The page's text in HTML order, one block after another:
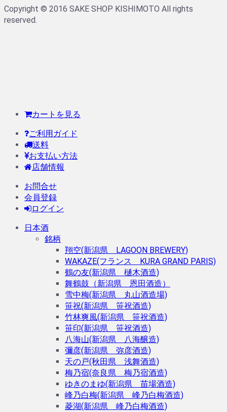
Copyright © 2016 SAKE SHOP KISHIMOTO All rights
reserved.
カートを見る
ご利用ガイド
送料
お支払い方法
店舗情報
お問合せ
会員登録
ログイン
日本酒
銘柄
翔空(新潟県 LAGOON BREWERY)
WAKAZE(フランス KURA GRAND PARIS)
鶴の友(新潟県 樋木酒造)
舞鶴鼓（新潟県 恩田酒造）
雪中梅(新潟県 丸山酒造場)
笹祝(新潟県 笹祝酒造)
竹林爽風(新潟県 笹祝酒造)
笹印(新潟県 笹祝酒造)
八海山(新潟県 八海醸造)
彌彦(新潟県 弥彦酒造)
天の戸(秋田県 浅舞酒造)
梅乃宿(奈良県 梅乃宿酒造)
ゆきのまゆ(新潟県 苗場酒造)
峰乃白梅(新潟県 峰乃白梅酒造)
菱湖(新潟県 峰乃白梅酒造)